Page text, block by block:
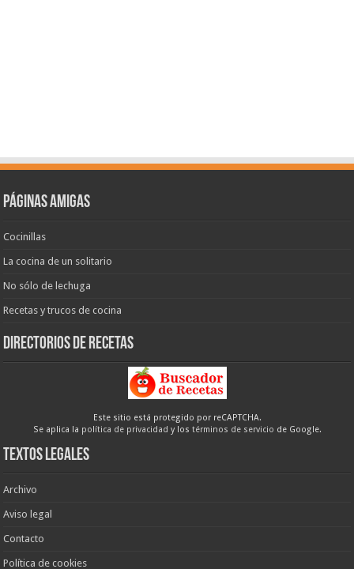
Páginas amigas
Cocinillas
La cocina de un solitario
No sólo de lechuga
Recetas y trucos de cocina
Directorios de recetas
Este sitio está protegido por reCAPTCHA.
Se aplica la política de privacidad y los términos de servicio de Google.
Textos legales
Archivo
Aviso legal
Contacto
Política de cookies